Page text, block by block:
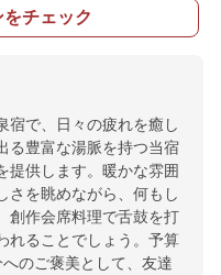
チェック
宿で、日々の疲れを癒し
る豊富な湯脈を持つ当宿
提供します。暖かな雰囲
さを眺めながら、何もし
創作会席料理で舌鼓を打
れることでしょう。予算
のご褒美として、友達